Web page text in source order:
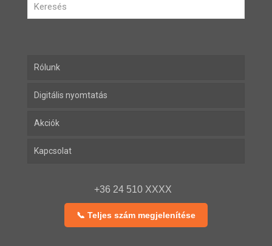
Rólunk
Digitális nyomtatás
Akciók
Kapcsolat
+36 24 510 XXXX
📞 Teljes szám megjelenítése